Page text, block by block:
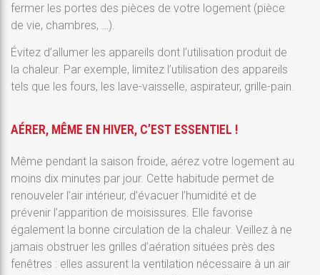
fermer les portes des pièces de votre logement (pièce
de vie, chambres, …).
Évitez d’allumer les appareils dont l’utilisation produit de
la chaleur. Par exemple, limitez l’utilisation des appareils
tels que les fours, les lave-vaisselle, aspirateur, grille-pain.
AÉRER, MÊME EN HIVER, C’EST ESSENTIEL !
Même pendant la saison froide, aérez votre logement au
moins dix minutes par jour. Cette habitude permet de
renouveler l’air intérieur, d’évacuer l’humidité et de
prévenir l’apparition de moisissures. Elle favorise
également la bonne circulation de la chaleur. Veillez à ne
jamais obstruer les grilles d’aération situées près des
fenêtres : elles assurent la ventilation nécessaire à un air